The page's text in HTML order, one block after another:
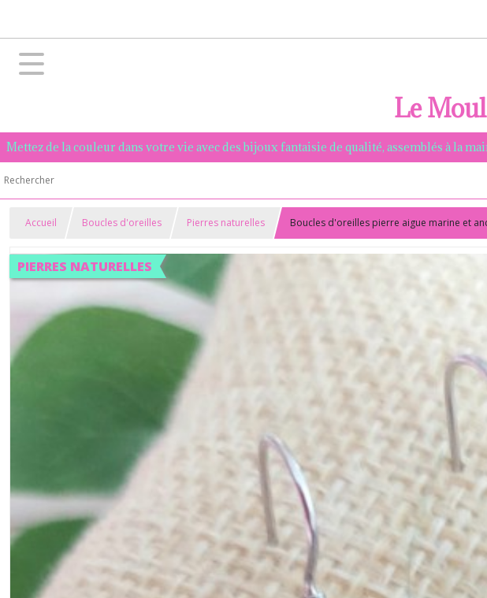
Le
Mettez de la couleur dans votre vie avec des bijoux fantaisie de qualité, assemblés à la
Accueil Boucles d'oreilles Pierres naturelles Boucles d'oreilles pierre aigue marine et
PIERRES NATURELLES